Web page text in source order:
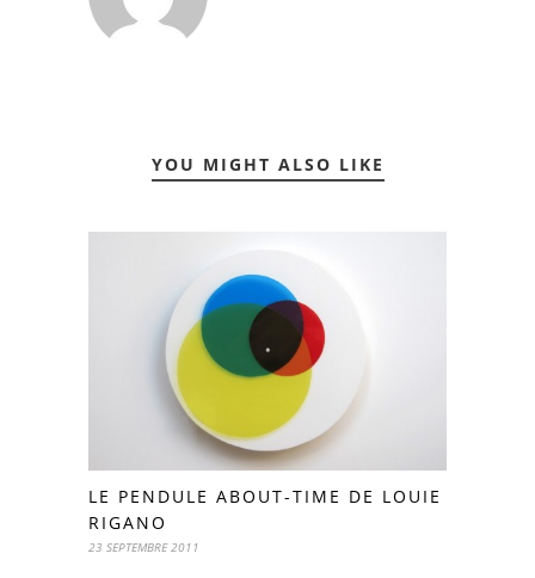
YOU MIGHT ALSO LIKE
LE PENDULE ABOUT-TIME DE LOUIE
RIGANO
23 SEPTEMBRE 2011